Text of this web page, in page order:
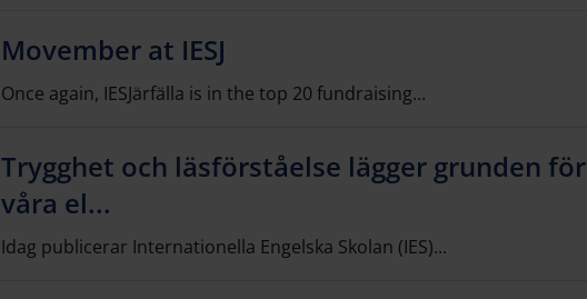
Movember at IESJ
Once again, IESJärfälla is in the top 20 fundraising...
Trygghet och läsförståelse lägger grunden för
våra el...
Idag publicerar Internationella Engelska Skolan (IES)...